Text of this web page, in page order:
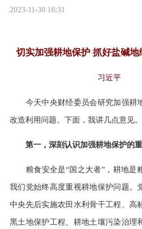
2023-11-30 16:31
切实加强耕地保护 抓好盐碱地
习近平
今天中央财经委员会研究加强耕
改造利用问题。下面，我讲几点意见。
第一，深刻认识加强耕地保护的
粮食安全是“国之大者”，耕地是粮
我们党始终高度重视耕地保护问题。
中央先后实施农田水利骨干工程、高
黑土地保护工程、耕地土壤污染治理